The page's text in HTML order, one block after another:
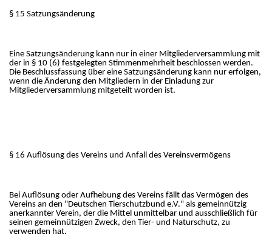
§ 15 Satzungsänderung
Eine Satzungsänderung kann nur in einer Mitgliederversammlung mit
der in § 10 (6) festgelegten Stimmenmehrheit beschlossen werden.
Die Beschlussfassung über eine Satzungsänderung kann nur erfolgen,
wenn die Änderung den Mitgliedern in der Einladung zur
Mitgliederversammlung mitgeteilt worden ist.
§ 16 Auflösung des Vereins und Anfall des Vereinsvermögens
Bei Auflösung oder Aufhebung des Vereins fällt das Vermögen des
Vereins an den "Deutschen Tierschutzbund e.V." als gemeinnützig
anerkannter Verein, der die Mittel unmittelbar und ausschließlich für
seinen gemeinnützigen Zweck, den Tier- und Naturschutz, zu
verwenden hat.